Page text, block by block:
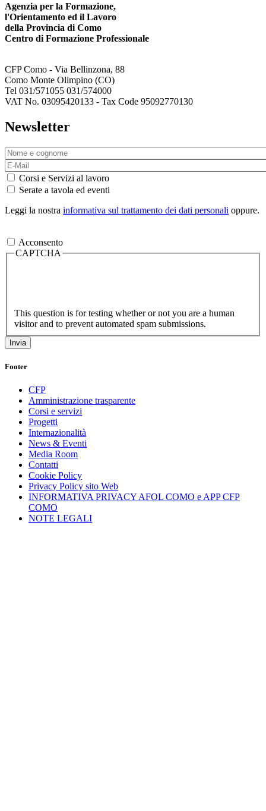
Agenzia per la Formazione,
l'Orientamento ed il Lavoro
della Provincia di Como
Centro di Formazione Professionale
CFP Como - Via Bellinzona, 88
Como Monte Olimpino (CO)
Tel 031/571055 031/574000
VAT No. 03095420133 - Tax Code 95092770130
Newsletter
Corsi e Servizi al lavoro
Serate a tavola ed eventi
Leggi la nostra informativa sul trattamento dei dati personali oppure.
Acconsento
CAPTCHA
This question is for testing whether or not you are a human
visitor and to prevent automated spam submissions.
Footer
CFP
Amministrazione trasparente
Corsi e servizi
Progetti
Internazionalità
News & Eventi
Media Room
Contatti
Cookie Policy
Privacy Policy sito Web
INFORMATIVA PRIVACY AFOL COMO e APP CFP
COMO
NOTE LEGALI